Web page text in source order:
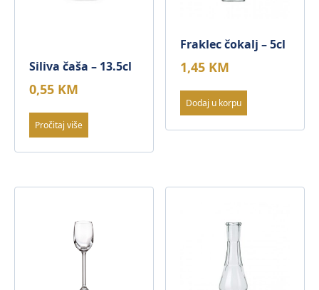
Siliva čaša – 13.5cl
0,55 KM
Pročitaj više
Fraklec čokalj – 5cl
1,45 KM
Dodaj u korpu